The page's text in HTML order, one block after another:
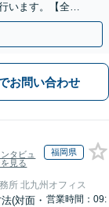
います。【全国
お問い合わせ
タビュ
見る
福岡県
所 北九州オフィス
(対面・ 営業時間：09: